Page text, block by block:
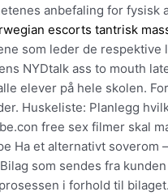
anbefaling for fysisk
escorts tantrisk
som leder de
NYDtalk ass to mouth
elever på hele skolen.
Huskeliste: Planlegg
free sex filmer skal
Ha et alternativt soverom
som sendes fra
i forhold til